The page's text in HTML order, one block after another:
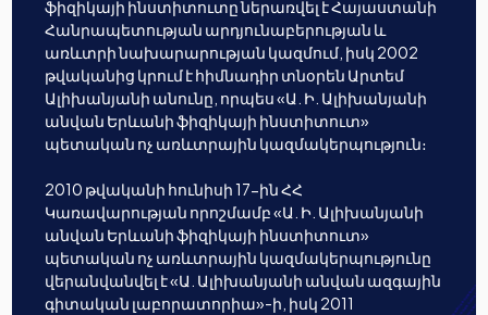
ֆիզիկայի ինստիտուտը ներառվել է Հայաստանի
Հանրապետության արդյունաբերության և
առևտրի նախարարության կազմում, իսկ 2002
թվականից կրում է հիմնադիր տնօրեն Արտեմ
Ալիխանյանի անունը, որպես «Ա. Ի. Ալիխանյանի
անվան Երևանի ֆիզիկայի ինստիտուտ»
պետական ոչ առևտրային կազմակերպություն։
2010 թվականի հունիսի 17-ին ՀՀ
Կառավարության որոշմամբ «Ա. Ի. Ալիխանյանի
անվան Երևանի ֆիզիկայի ինստիտուտ»
պետական ոչ առևտրային կազմակերպությունը
վերանվանվել է «Ա. Ալիխանյանի անվան ազգային
գիտական լաբորատորիա»-ի, իսկ 2011